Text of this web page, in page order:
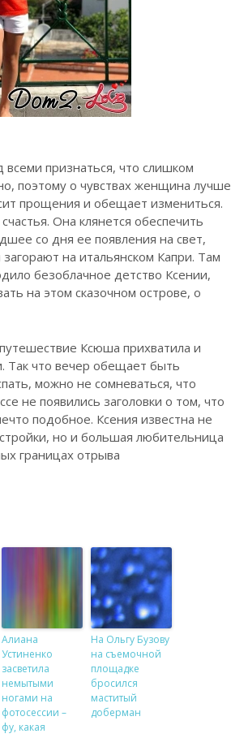
признаться, что слишком
поэтому о чувствах женщина лучше
прощения и обещает измениться.
Она клянется обеспечить
со дня ее появления на свет,
на итальянском Капри. Там
безоблачное детство Ксении,
на этом сказочном острове, о
Ксюша прихватила и
Так что вечер обещает быть
можно не сомневаться, что
не появились заголовки о том, что
подобное. Ксения известна не
но и большая любительница
границах отрыва
Алиана
Устиненко
засветила
немытыми
ногами на
фотосессии –
фу, какая
На Ольгу Бузову
на съемочной
площадке
бросился
маститый
доберман